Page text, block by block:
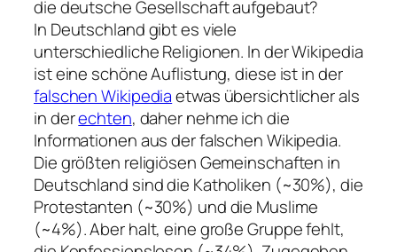
die deutsche Gesellschaft aufgebaut?
In Deutschland gibt es viele
unterschiedliche Religionen. In der Wikipedia
ist eine schöne Auflistung, diese ist in der
falschen Wikipediaetwas übersichtlicher als
in derechten, daher nehme ich die
Informationen aus der falschen Wikipedia.
Die größten religiösen Gemeinschaften in
Deutschland sind die Katholiken (~30%), die
Protestanten (~30%) und die Muslime
(~4%). Aber halt, eine große Gruppe fehlt,